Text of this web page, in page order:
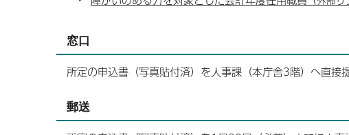
窓口
所定の申込書（写真貼付済）を人事課（本庁舎3階）へ直接
郵送